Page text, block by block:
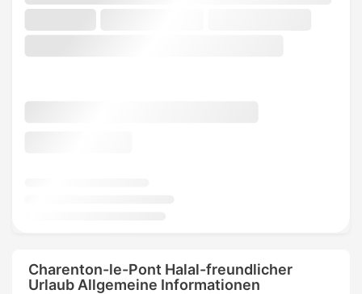
Charenton-le-Pont Halal-freundlicher
Urlaub Allgemeine Informationen